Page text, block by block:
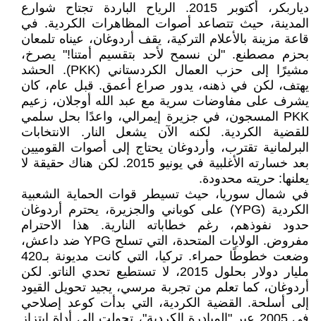
دياربكر، أكتوبر 2015. الرياح الباردة تجتاح شوارع
المدينة، حيث تتصاعد أصوات المظاهرات الكردية. في
قاعة مزينة بالأعلام التركية، يقف أردوغان، عيناه تلمعان
بحزم مصطنع. "لن نسمح لأحد بتقسيم أمتنا!" يصرخ،
مشيرًا إلى حزب العمال الكردستاني (PKK). الحشد
يهتف، لكن في ذهنه، يدور صراع أعمق. قبل عام، كان
يشرف على مفاوضات سرية مع عبد الله أوجلان، زعيم
PKK المسجون، في جزيرة إيمرالي، واعدًا بحل سلمي
للقضية الكردية. لكنه الآن يشعل النار. الانتخابات
البرلمانية تقترب، وأردوغان يحتاج إلى أصوات القوميين
بعد خسارته الأغلبية في يونيو 2015. لكن هناك حقيقة لا
يعلنها: حريته محدودة.
في شمال سوريا، حيث تسيطر قوات الحماية الشعبية
الكردية (YPG) على كوباني والجزيرة، يحترم أردوغان
حدود نفوذهم، رغم خطاباته النارية. هذا الاحترام
مفروض. الولايات المتحدة، التي تسلح YPG ضد داعش،
وضعت خطوطًا حمراء. تركيا، التي كانت مديونة بـ420
مليار دولار بحلول 2015، لا تستطيع تحدي الناتو. لكن
أردوغان، كما تعلم من تجربة مرسي، يجيد تحويل القيود
إلى أسلحة. القضية الكردية، التي بدأت كوعد إصلاحي